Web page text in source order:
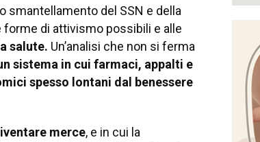
smantellamento del SSN e della
forme di attivismo possibili e alle
salute. Un’analisi che non si ferma
sistema in cui farmaci, appalti e
spesso lontani dal benessere
merce, e in cui la